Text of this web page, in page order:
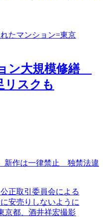
ン大規模修繕
リスクも
新作は一律禁止 独禁法違